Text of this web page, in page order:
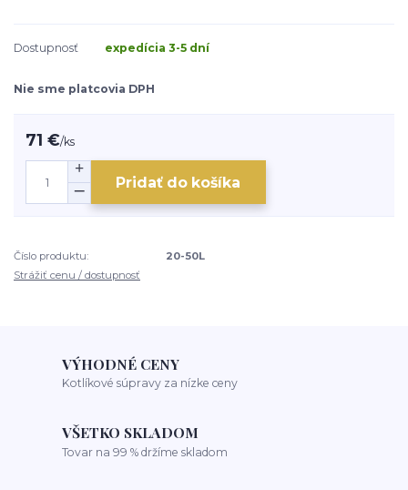
Dostupnosť expedícia 3-5 dní
Nie sme platcovia DPH
71 €/ks
Pridať do košíka
Číslo produktu:
20-50L
Strážiť cenu / dostupnosť
VÝHODNÉ CENY
Kotlíkové súpravy za nízke ceny
VŠETKO SKLADOM
Tovar na 99 % držíme skladom